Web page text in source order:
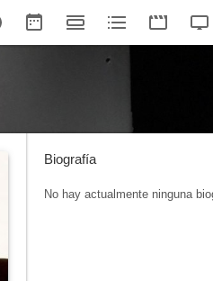
Biografía
No hay actualmente ninguna